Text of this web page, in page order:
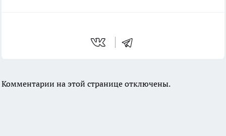
Комментарии на этой странице отключены.